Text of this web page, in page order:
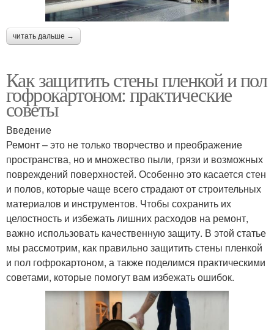
читать дальше →
Как защитить стены пленкой и пол
гофрокартоном: практические
советы
Введение
Ремонт – это не только творчество и преображение
пространства, но и множество пыли, грязи и возможных
повреждений поверхностей. Особенно это касается стен
и полов, которые чаще всего страдают от строительных
материалов и инструментов. Чтобы сохранить их
целостность и избежать лишних расходов на ремонт,
важно использовать качественную защиту. В этой статье
мы рассмотрим, как правильно защитить стены пленкой
и пол гофрокартоном, а также поделимся практическими
советами, которые помогут вам избежать ошибок.